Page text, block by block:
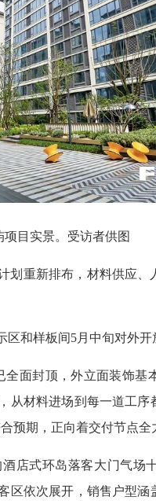
项目实景。受访者供图
划重新排布，材料供应
和样板间5月中旬对外开
面封顶，外立面装饰基
从材料进场到每一道工
预期，正向着交付节点全
店式环岛落客大门气场
区依次展开，销售户型